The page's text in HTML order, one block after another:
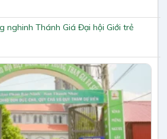
nghinh Thánh Giá Đại hội Giới trẻ